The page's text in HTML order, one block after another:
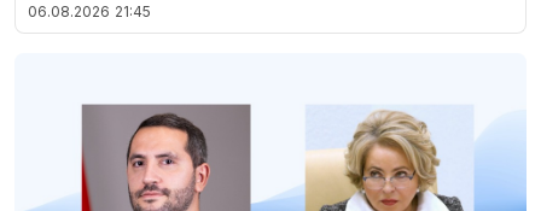
06.08.2026 21:45